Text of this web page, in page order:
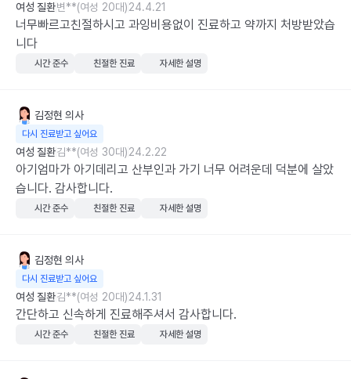
여성 질환변**(여성 20대)24.4.21
너무빠르고친절하시고 과잉비용없이 진료하고 약까지 처방받았습
니다
시간 준수 친절한 진료 자세한 설명
김정현 의사
다시 진료받고 싶어요
여성 질환김**(여성 30대)24.2.22
아기엄마가 아기데리고 산부인과 가기 너무 어려운데 덕분에 살았
습니다. 감사합니다.
시간 준수 친절한 진료 자세한 설명
김정현 의사
다시 진료받고 싶어요
여성 질환김**(여성 20대)24.1.31
간단하고 신속하게 진료해주셔서 감사합니다.
시간 준수 친절한 진료 자세한 설명